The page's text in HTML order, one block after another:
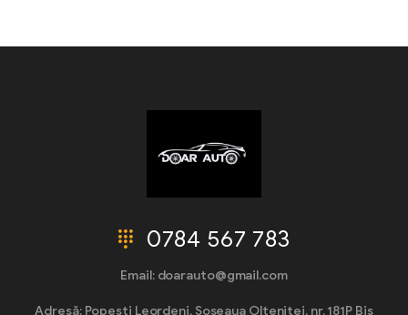
0784 567 783
Email: doarauto@gmail.com
Adresă: Popești Leordeni, Șoseaua Olteniței, nr. 181P Bis